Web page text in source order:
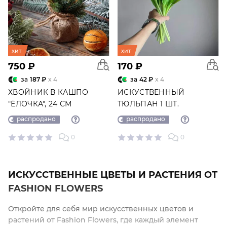
хит
750 ₽
за 187 ₽ x 4
ХВОЙНИК В КАШПО
"ЁЛОЧКА", 24 СМ
распродано
0
хит
170 ₽
за 42 ₽ x 4
ИСКУСТВЕННЫЙ
ТЮЛЬПАН 1 ШТ.
распродано
0
ИСКУССТВЕННЫЕ ЦВЕТЫ И РАСТЕНИЯ ОТ
FASHION FLOWERS
Откройте для себя мир искусственных цветов и
растений от Fashion Flowers, где каждый элемент